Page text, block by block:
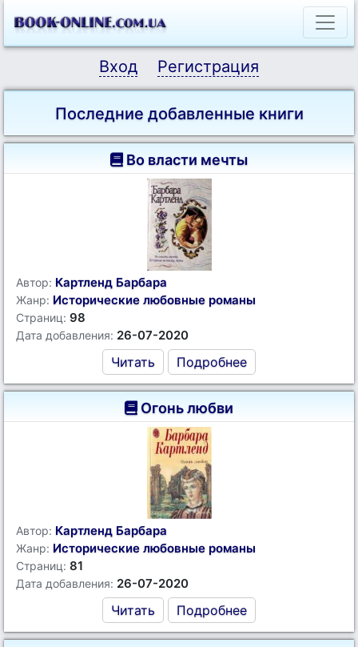
Вход Регистрация
Последние добавленные книги
Во власти мечты
Автор: Картленд Барбара
Жанр: Исторические любовные романы
Страниц: 98
Дата добавления: 26-07-2020
Читать Подробнее
Огонь любви
Автор: Картленд Барбара
Жанр: Исторические любовные романы
Страниц: 81
Дата добавления: 26-07-2020
Читать Подробнее